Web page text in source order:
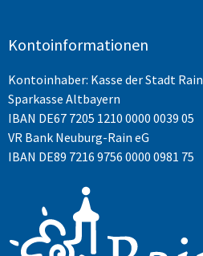
Kontoinformationen
Kontoinhaber: Kasse der Stadt Rain
Sparkasse Altbayern
IBAN DE67 7205 1210 0000 0039 05
VR Bank Neuburg-Rain eG
IBAN DE89 7216 9756 0000 0981 75